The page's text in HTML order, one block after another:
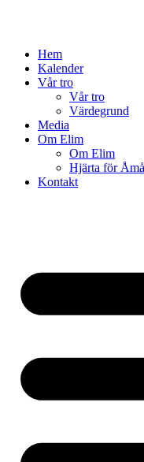
Hem
Kalender
Vår tro
Vår tro
Värdegrund
Media
Om Elim
Om Elim
Hjärta för
Kontakt